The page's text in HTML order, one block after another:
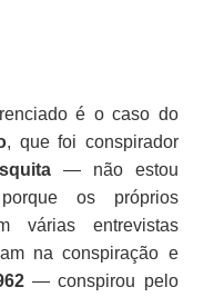
é o caso do
, que foi conspirador
— não estou
os próprios
várias entrevistas
na conspiração e
— conspirou pelo